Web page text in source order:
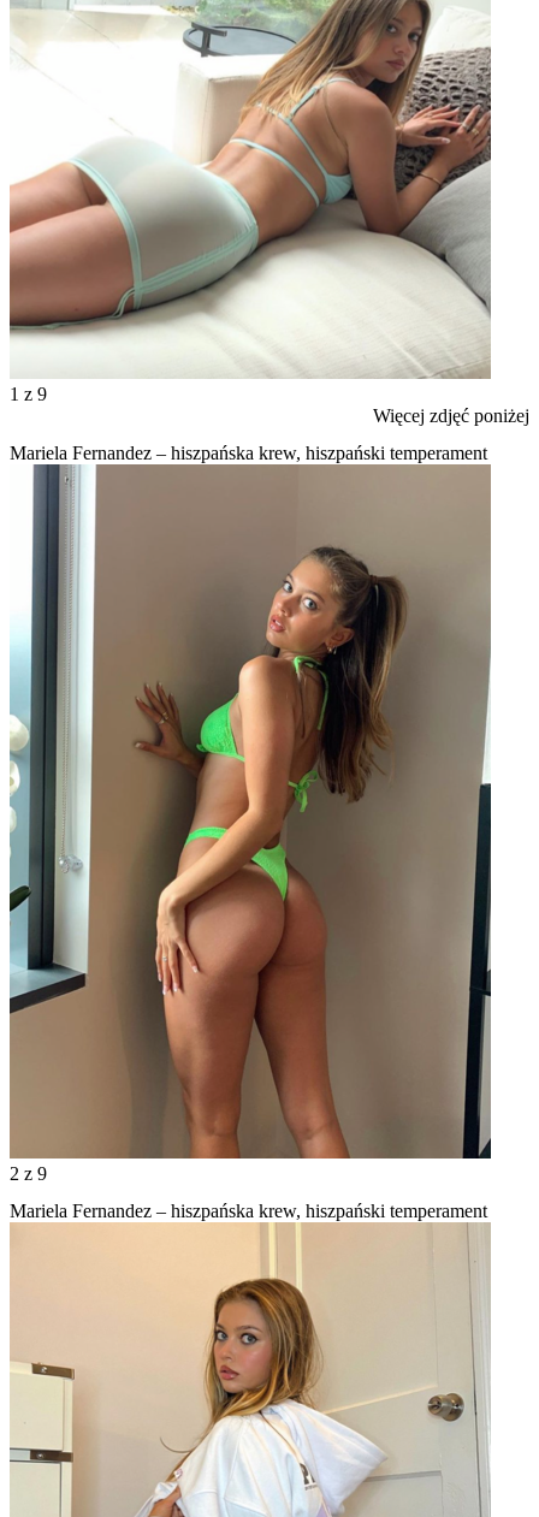
1 z 9
Więcej zdjęć poniżej
Mariela Fernandez – hiszpańska krew, hiszpański temperament
2 z 9
Mariela Fernandez – hiszpańska krew, hiszpański temperament